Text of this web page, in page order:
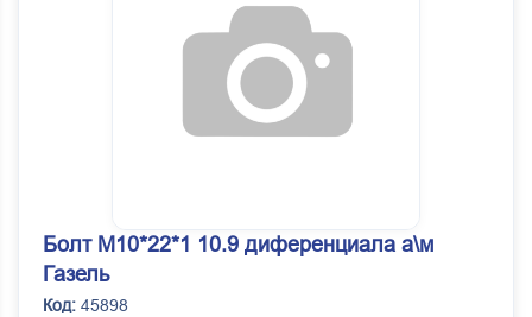
Болт М10*22*1 10.9 диференциала а\м
Газель
Код: 45898